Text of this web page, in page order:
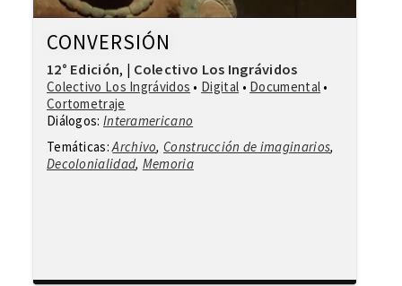
CONVERSIÓN
12° Edición, | Colectivo Los Ingrávidos
Colectivo Los Ingrávidos • Digital • Documental •
Cortometraje
Diálogos: Interamericano
Temáticas: Archivo,Construcción de imaginarios,
Decolonialidad, Memoria